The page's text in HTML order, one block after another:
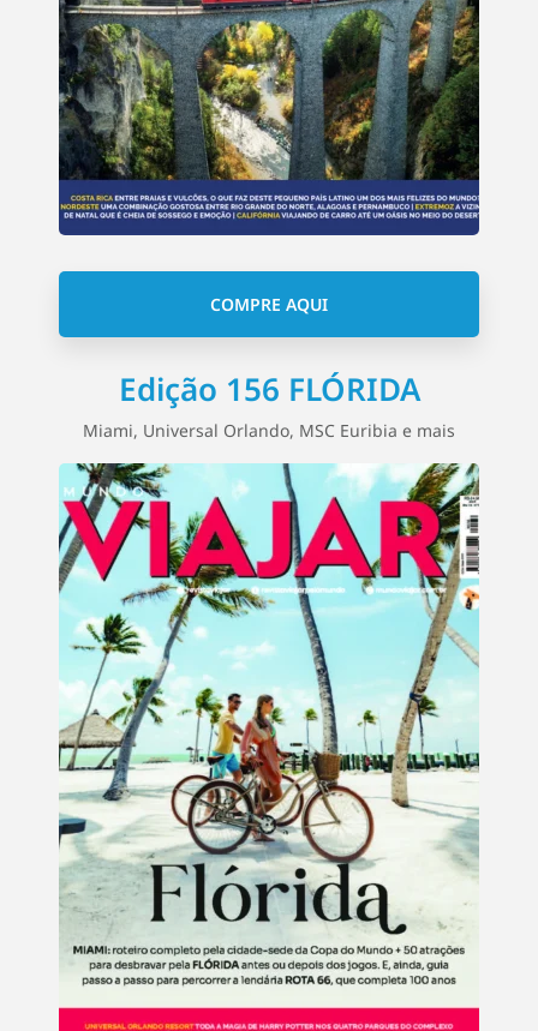
COMPRE AQUI
Edição 156 FLÓRIDA
Miami, Universal Orlando, MSC Euribia e mais